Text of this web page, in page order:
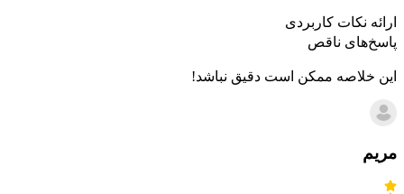
ارائه نکات کاربردی
پاسخ‌های ناقص
این خلاصه ممکن است دقیق نباشد!
مریم